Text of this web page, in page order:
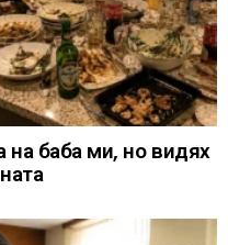
на баба ми, но видях